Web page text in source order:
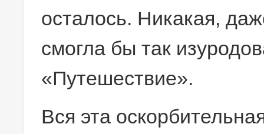
осталось. Никакая,
смогла бы так
«Путешествие».
Вся эта